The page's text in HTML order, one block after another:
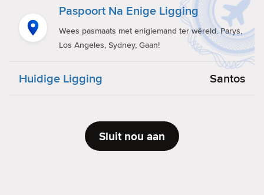
Paspoort Na Enige Ligging
Wees pasmaats met enigiemand ter wêreld. Parys,
Los Angeles, Sydney, Gaan!
Huidige Ligging Santos
Sluit nou aan